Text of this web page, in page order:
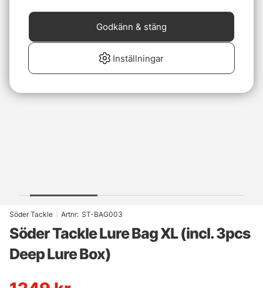
Söder Tackle Artnr: ST-BAG003
Söder Tackle Lure Bag XL (incl. 3pcs
Deep Lure Box)
Inställningar
Godkänn & stäng